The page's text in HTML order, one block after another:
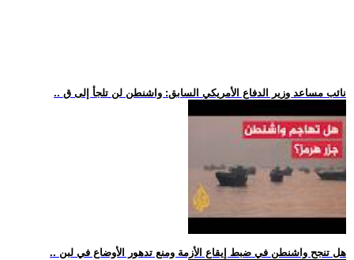
.. نائب مساعد وزير الدفاع الأمريكي السابق: واشنطن لن تلجأ إلى ق
.. هل تنجح واشنطن في ضبط إيقاع الأزمة ومنع تدهور الأوضاع في لبن